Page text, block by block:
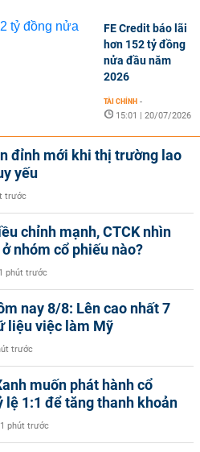
FE Credit báo lãi
hơn 152 tỷ đồng
nửa đầu năm
2026
TÀI CHÍNH -
15:01 | 20/07/2026
đỉnh mới khi thị trường lao
yếu
trước
chỉnh mạnh, CTCK nhìn
nhóm cổ phiếu nào?
1 phút trước
nay 8/8: Lên cao nhất 7
liệu việc làm Mỹ
trước
muốn phát hành cổ
lệ 1:1 để tăng thanh khoản
1 phút trước